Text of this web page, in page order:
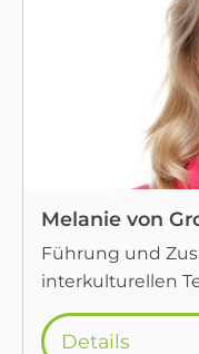
Melanie von
Führung und
interkulturellen
Details